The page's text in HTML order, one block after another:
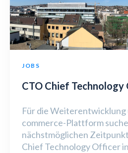
JOBS
CTO Chief
Für die Weiterentwicklung
commerce-Plattform
nächstmöglichen
Chief Technology Officer